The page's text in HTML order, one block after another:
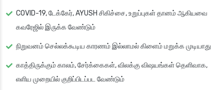
COVID-19, டேக்கேர், AYUSH சிகிச்சை, உறுப்புகள் தானம் ஆகியவை
கவரேஜில் இருக்க வேண்டும்
நிறுவனம் செல்லக்கூடிய காரணம் இல்லாமல் கிளைம் மறுக்க முடியாது
காத்திருக்கும் காலம், சேர்க்கைகள், விலக்கு விஷயங்கள் தெளிவாக,
எளிய முறையில் குறிப்பிடப்பட வேண்டும்